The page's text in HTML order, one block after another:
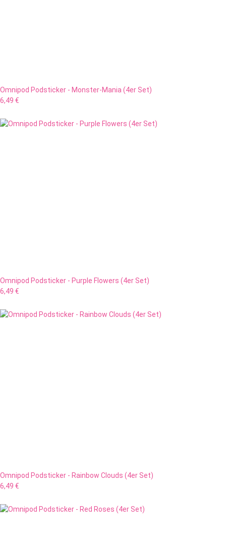
Omnipod Podsticker - Monster-Mania (4er Set)
6,49 €
Omnipod Podsticker - Purple Flowers (4er Set)
6,49 €
Omnipod Podsticker - Rainbow Clouds (4er Set)
6,49 €